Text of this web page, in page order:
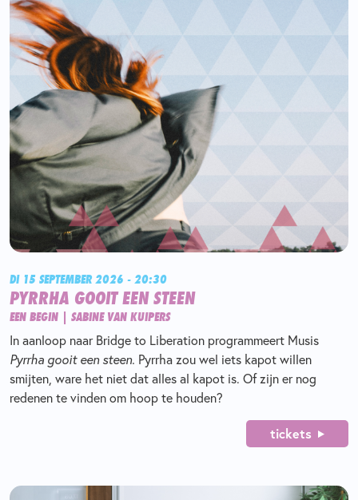
DI 15 SEPTEMBER 2026 - 20:30
PYRRHA GOOIT EEN STEEN
EEN BEGIN | SABINE VAN KUIPERS
In aanloop naar Bridge to Liberation programmeert Musis
Pyrrha gooit een steen. Pyrrha zou wel iets kapot willen
smijten, ware het niet dat alles al kapot is. Of zijn er nog
redenen te vinden om hoop te houden?
tickets